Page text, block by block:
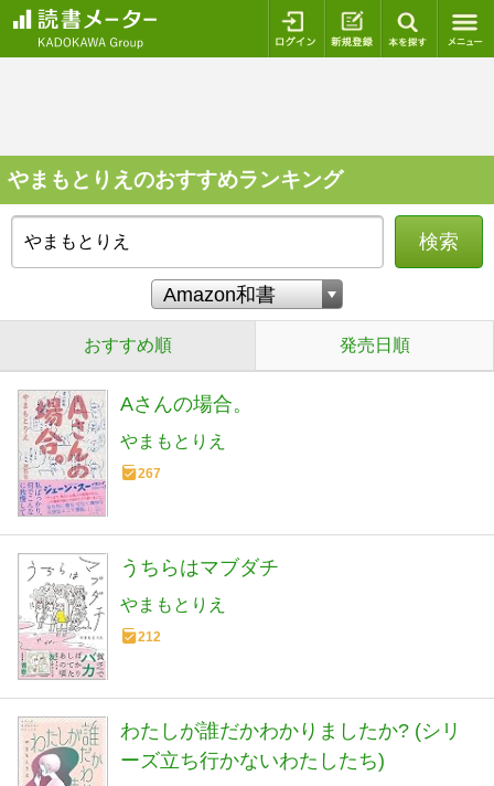
ログイン 新規登録
やまもとりえのおすすめランキング
検索
おすすめ順 発売日順
Aさんの場合。
やまもとりえ
267
うちらはマブダチ
やまもとりえ
212
わたしが誰だかわかりましたか? (シリ
ーズ立ち行かないわたしたち)